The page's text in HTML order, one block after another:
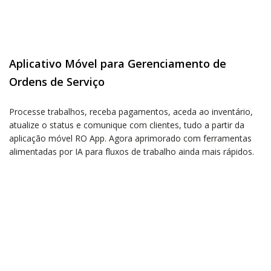
Aplicativo Móvel para Gerenciamento de
Ordens de Serviço
Processe trabalhos, receba pagamentos, aceda ao inventário,
atualize o status e comunique com clientes, tudo a partir da
aplicação móvel RO App. Agora aprimorado com ferramentas
alimentadas por IA para fluxos de trabalho ainda mais rápidos.